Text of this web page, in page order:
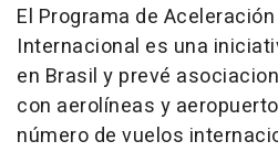
El Programa de
Internacional es una
en Brasil y prevé
con aerolíneas y
número de vuelos